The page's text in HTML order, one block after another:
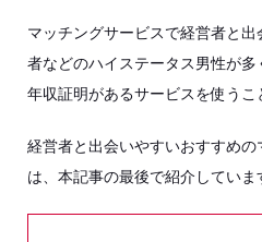
マッチングサービスで経営者と
者などのハイステータス男性が多
年収証明があるサービスを使うこ
経営者と出会いやすいおすすめ
は、本記事の最後で紹介していま